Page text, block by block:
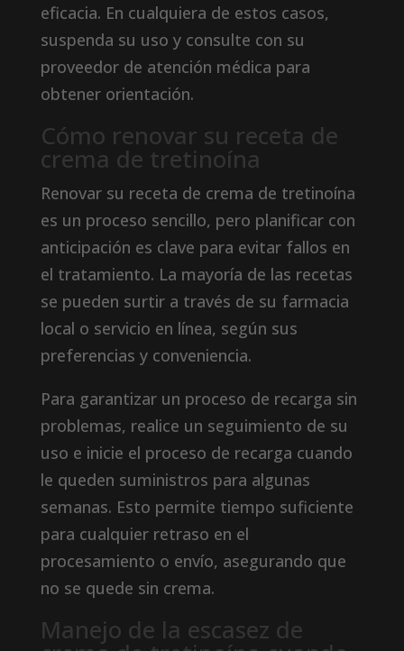
eficacia. En cualquiera de estos casos,
suspenda su uso y consulte con su
proveedor de atención médica para
obtener orientación.
Cómo renovar su receta de
crema de tretinoína
Renovar su receta de crema de tretinoína
es un proceso sencillo, pero planificar con
anticipación es clave para evitar fallos en
el tratamiento. La mayoría de las recetas
se pueden surtir a través de su farmacia
local o servicio en línea, según sus
preferencias y conveniencia.
Para garantizar un proceso de recarga sin
problemas, realice un seguimiento de su
uso e inicie el proceso de recarga cuando
le queden suministros para algunas
semanas. Esto permite tiempo suficiente
para cualquier retraso en el
procesamiento o envío, asegurando que
no se quede sin crema.
Manejo de la escasez de